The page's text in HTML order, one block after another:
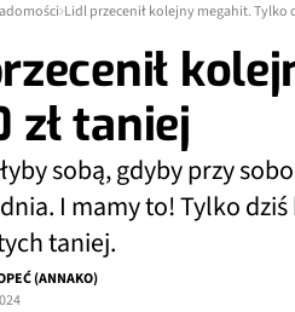
Lidl przecenił kolejny megahit. Tylko
zł taniej
sobą, gdyby przy
I mamy to! Tylko
taniej.
(ANNAKO)